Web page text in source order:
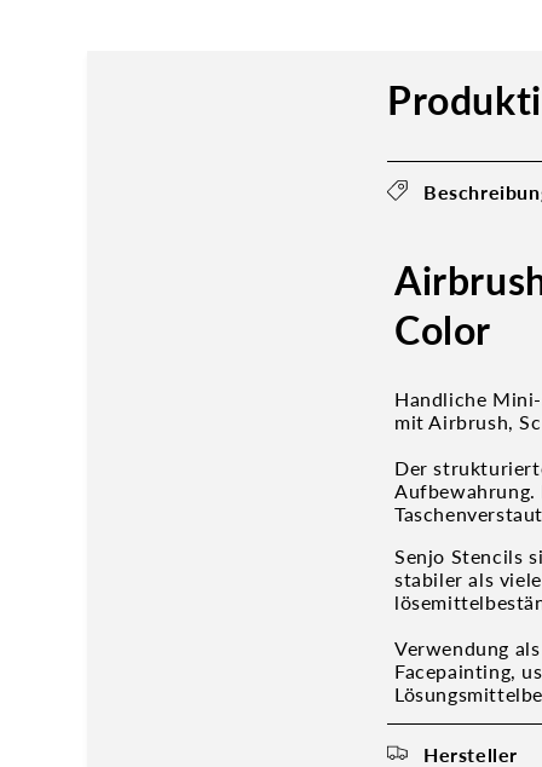
Color
Handliche
mit Airbrush,
Der
Aufbewahrung.
Senjo Stencils
stabiler als
Verwendung
Facepainting,
Hersteller